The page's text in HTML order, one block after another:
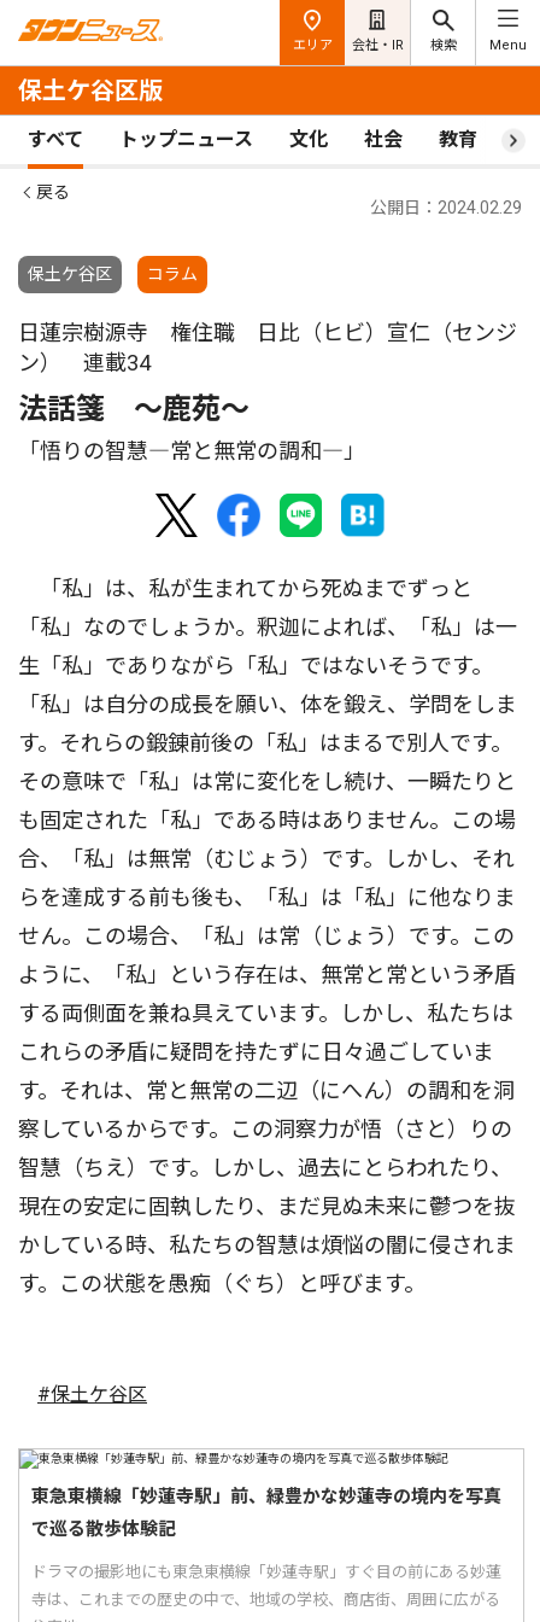
エリア 会社・IR 検索 Menu
保土ケ谷区版
すべて トップニュース 文化 社会 教育 ス
戻る
保土ケ谷区 コラム
公開日：2024.02.29
日蓮宗樹源寺 権住職 日比（ヒビ）宣仁（センジ
ン） 連載34
法話箋 〜鹿苑〜
「悟りの智慧―常と無常の調和―」
「私」は、私が生まれてから死ぬまでずっと
「私」なのでしょうか。釈迦によれば、「私」は一
生「私」でありながら「私」ではないそうです。
「私」は自分の成長を願い、体を鍛え、学問をしま
す。それらの鍛錬前後の「私」はまるで別人です。
その意味で「私」は常に変化をし続け、一瞬たりと
も固定された「私」である時はありません。この場
合、「私」は無常（むじょう）です。しかし、それ
らを達成する前も後も、「私」は「私」に他なりま
せん。この場合、「私」は常（じょう）です。この
ように、「私」という存在は、無常と常という矛盾
する両側面を兼ね具えています。しかし、私たちは
これらの矛盾に疑問を持たずに日々過ごしていま
す。それは、常と無常の二辺（にへん）の調和を洞
察しているからです。この洞察力が悟（さと）りの
智慧（ちえ）です。しかし、過去にとらわれたり、
現在の安定に固執したり、まだ見ぬ未来に鬱つを抜
かしている時、私たちの智慧は煩悩の闇に侵されま
す。この状態を愚痴（ぐち）と呼びます。
#保土ケ谷区
東急東横線「妙蓮寺駅」前、緑豊かな妙蓮寺の境内を写真
で巡る散歩体験記
ドラマの撮影地にも東急東横線「妙蓮寺駅」すぐ目の前にある妙蓮
寺は、これまでの歴史の中で、地域の学校、商店街、周囲に広がる